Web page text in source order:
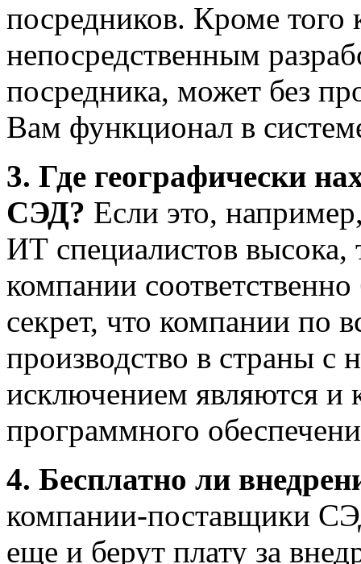
посредников. Кроме того
непосредственным
посредника, может без
Вам функционал в
3. Где географически
СЭД? Если это,
ИТ специалистов высока,
компании
секрет, что компании по
производство в страны с
исключением являются и
программного
4. Бесплатно ли
компании-поставщики
еще и берут плату за